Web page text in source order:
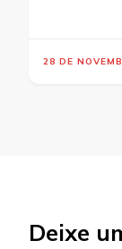
28 DE
Deixe